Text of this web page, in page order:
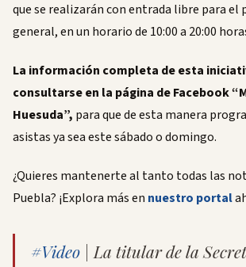
que se realizarán con entrada libre para el
general, en un horario de 10:00 a 20:00
La información completa de esta
consultarse en la página de Facebook
Huesuda”, para que de esta manera
asistas ya sea este sábado o domingo.
¿Quieres mantenerte al tanto todas las
Puebla? ¡Explora más en nuestro portal
#Video | La titular de la